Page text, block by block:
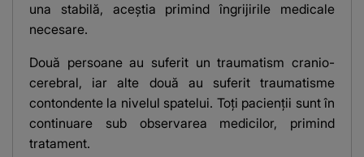
una stabilă, aceștia primind îngrijirile medicale
necesare.
Două persoane au suferit un traumatism cranio-
cerebral, iar alte două au suferit traumatisme
contondente la nivelul spatelui. Toți pacienții sunt în
continuare sub observarea medicilor, primind
tratament.